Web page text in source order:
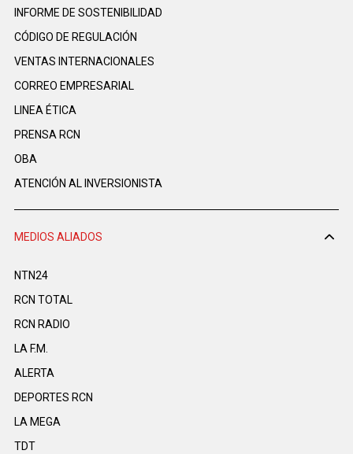
INFORME DE SOSTENIBILIDAD
CÓDIGO DE REGULACIÓN
VENTAS INTERNACIONALES
CORREO EMPRESARIAL
LINEA ÉTICA
PRENSA RCN
OBA
ATENCIÓN AL INVERSIONISTA
MEDIOS ALIADOS
NTN24
RCN TOTAL
RCN RADIO
LA F.M.
ALERTA
DEPORTES RCN
LA MEGA
TDT